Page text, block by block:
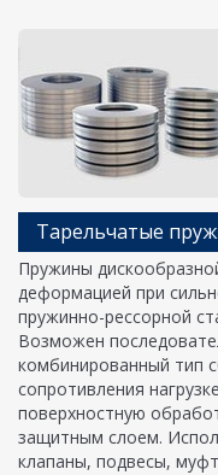
Тарельчатые
Пружины
деформацией при
пружинно-рессорной
Возможен
комбинированный тип
сопротивления
поверхностную
защитным слоем.
клапаны, подвесы,